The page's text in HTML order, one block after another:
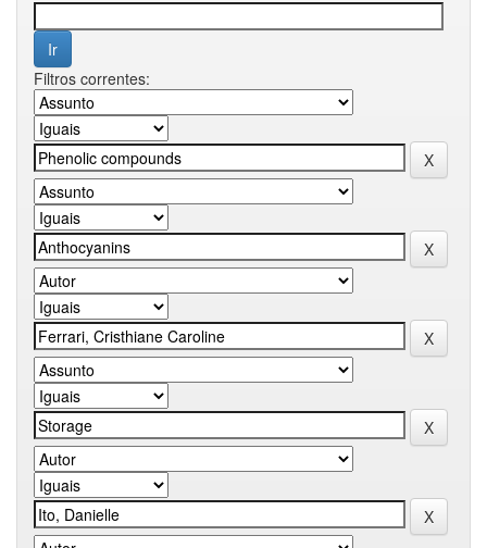
Filtros correntes: